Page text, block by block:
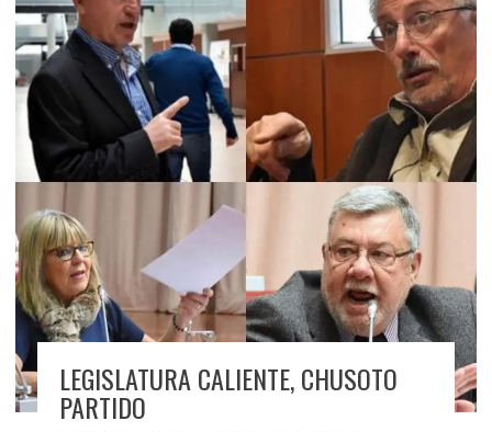
LEGISLATURA CALIENTE, CHUSOTO
PARTIDO